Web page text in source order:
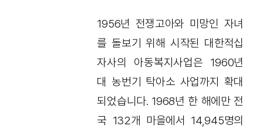
1956년 전쟁고아와 미망인 자녀
를 돌보기 위해 시작된 대한적십
자사의 아동복지사업은 1960년
대 농번기 탁아소 사업까지 확대
되었습니다. 1968년 한 해에만 전
국 132개 마을에서 14,945명의